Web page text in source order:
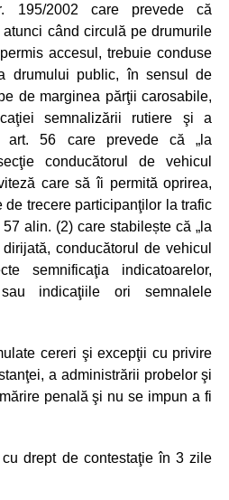
2002 care prevede că
când circulă pe drumurile
accesul, trebuie conduse
drumului public, în sensul de
de marginea părţii carosabile,
semnalizării rutiere şi a
art. 56 care prevede că „la
conducătorul de vehicul
care să îi permită oprirea,
de trecere participanţilor la trafic
alin. (2) care stabilește că „la
conducătorul de vehicul
semnificaţia indicatoarelor,
indicaţiile ori semnalele
cereri şi excepţii cu privire
a administrării probelor şi
penală şi nu se impun a fi
drept de contestaţie în 3 zile